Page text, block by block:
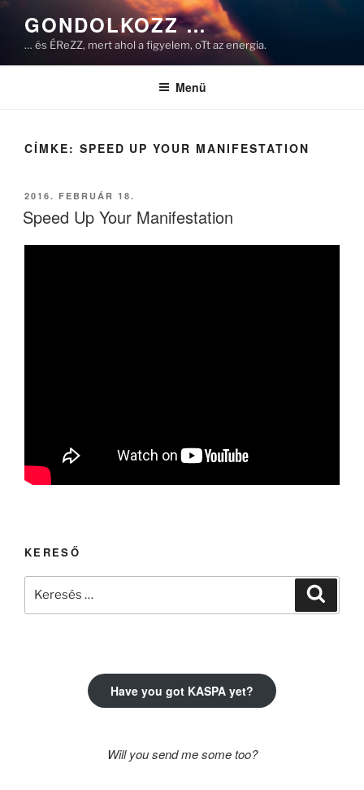
Tartalomhoz
GONDOLKOZZ …
… és ÉReZZ, mert ahol a figyelem, oTt az energia.
Menü
CÍMKE: SPEED UP YOUR MANIFESTATION
BEKÜLDVE:
2016. FEBRUÁR 18.
Speed Up Your Manifestation
KERESŐ
Keresés
Have you got KASPA yet?
Will you send me some too?